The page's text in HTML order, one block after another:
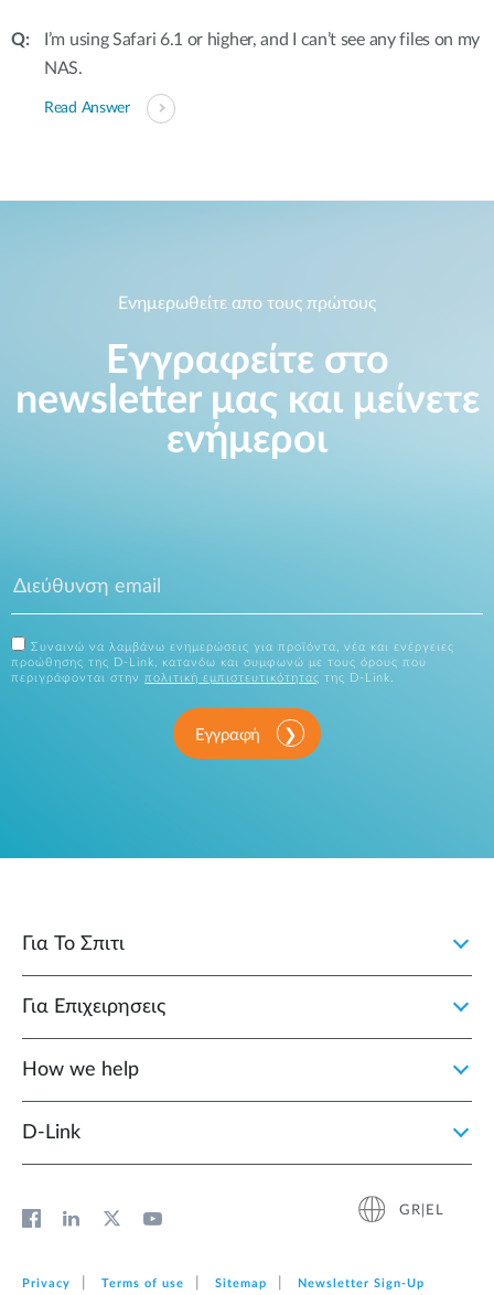
I’m using Safari 6.1 or higher, and I can’t see any files on my
NAS.
Read Answer
Ενημερωθείτε απο τους πρώτους
Εγγραφείτε στο
newsletter μας και μείνετε
ενήμεροι
Συναινώ να λαμβάνω ενημερώσεις για προϊόντα, νέα και ενέργειες
προώθησης της D-Link, κατανόω και συμφωνώ με τους όρους που
περιγράφονται στην πολιτική εμπιστευτικότητας της D-Link.
Εγγραφή
Για Το Σπιτι
Για Επιχειρησεις
How we help
D‑Link
GR|EL
Privacy Terms of use Sitemap Newsletter Sign‑Up